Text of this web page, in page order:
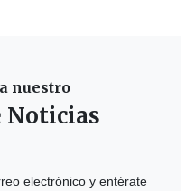
nuestro
Noticias
electrónico y entérate